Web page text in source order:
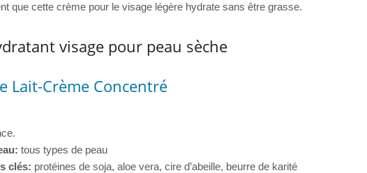
que cette crème pour le visage légère hydrate sans être grasse.
visage pour peau sèche
Lait-Crème Concentré
tous types de peau
clés: protéines de soja, aloe vera, cire d’abeille, beurre de karité